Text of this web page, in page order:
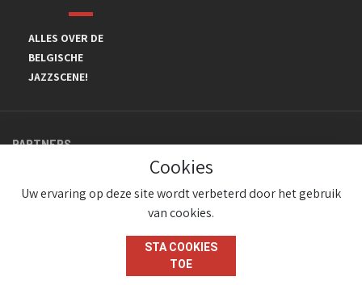
ALLES OVER DE
BELGISCHE
JAZZSCENE!
PARTNERS
© JazzInBelgium 2026 ( Version 1.1.2)
Cookies
Uw ervaring op deze site wordt verbeterd door het gebruik
van cookies.
STA COOKIES
TOE